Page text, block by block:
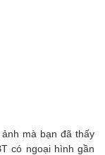
mà bạn đã thấy
có ngoại hình gần